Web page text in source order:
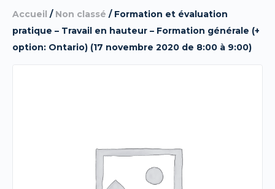
Accueil / Non classé / Formation et évaluation
pratique – Travail en hauteur – Formation générale (+
option: Ontario) (17 novembre 2020 de 8:00 à 9:00)